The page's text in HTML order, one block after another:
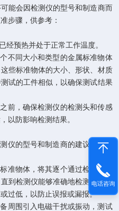
能会因检测仪的型号和制造商而
步骤，供参考：
预热并处于正常工作温度。
同大小和类型的金属标准物体
些标准物体的大小、形状、材质
试的工件相似，以确保测试结果
，确保检测仪的检测头和传感
以防影响检测结果。
的型号和制造商的建议，选择
物体，将其逐个通过检测仪的
到检测仪能够准确地检测到各个
过低，以防止误报或漏报。
围引入电磁干扰或振动，测试
电话咨询